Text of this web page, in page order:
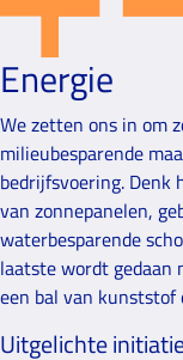
Energie
We zetten ons in om
milieubesparende
bedrijfsvoering. Denk
van zonnepanelen,
waterbesparende
laatste wordt gedaan
een bal van
Uitgelichte